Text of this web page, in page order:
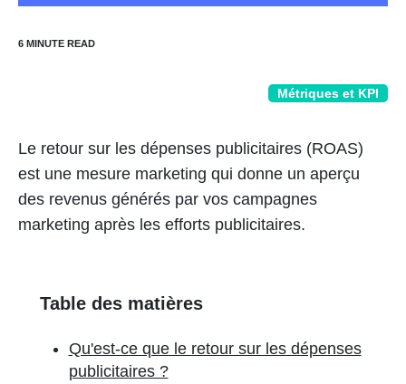
Métriques et KPI
Le retour sur les dépenses publicitaires (ROAS)
est une mesure marketing qui donne un aperçu
des revenus générés par vos campagnes
marketing après les efforts publicitaires.
Table des matières
Qu'est-ce que le retour sur les dépenses
publicitaires ?